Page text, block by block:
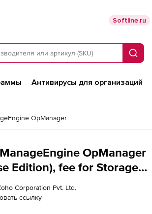
Softline.ru
Поиск
Антивирусы для организаций
OpManager
OpManager
Corporation Pvt. Ltd.
ссылку